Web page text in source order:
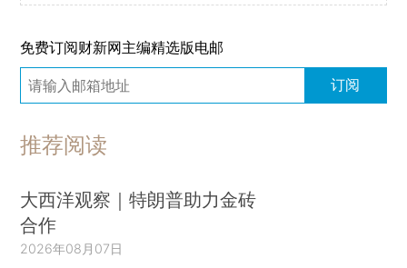
免费订阅财新网主编精选版电邮
订阅
推荐阅读
大西洋观察｜特朗普助力金砖
合作
2026年08月07日